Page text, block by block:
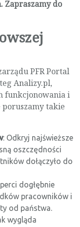
Zapraszamy do
PFR Portal
Analizy.pl,
funkcjonowania i
takie
: Odkryj najświeższe
oszczędności
dołączyło do
dogłębnie
pracowników i
od państwa.
wygląda